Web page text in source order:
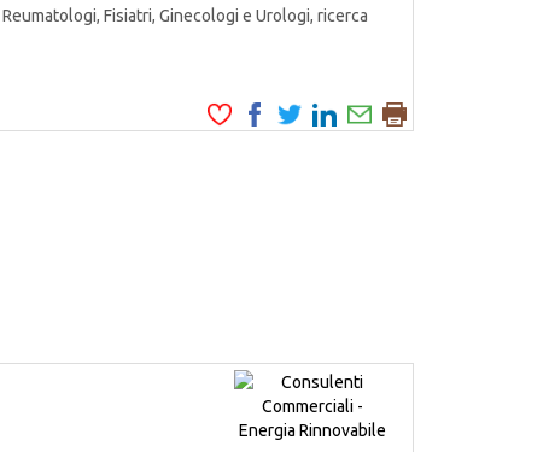
Fisiatri, Ginecologi e Urologi, ricerca